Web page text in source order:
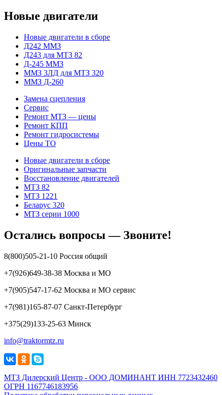
Новые двигатели
Новые двигатели в сборе
Д242 ММЗ
Д243 для МТЗ 82
Д-245 ММЗ
ММЗ 3ЛД для МТЗ 320
ММЗ Д-260
Замена сцепления
Сервис
Ремонт МТЗ — цены
Ремонт КПП
Ремонт гидросистемы
Цены ТО
Новые двигатели в сборе
Оригинальные запчасти
Восстановление двигателей
МТЗ 82
МТЗ 1221
Беларус 320
МТЗ серии 1000
Остались вопросы — Звоните!
8(800)505-21-10 Россия общий
+7(926)649-38-38 Москва и МО
+7(905)547-17-62 Москва и МО сервис
+7(981)165-87-07 Санкт-Петербург
+375(29)133-25-63 Минск
info@traktormtz.ru
МТЗ Дилерский Центр - ООО ДОМИНАНТ ИНН 7723432460
ОГРН 1167746183956